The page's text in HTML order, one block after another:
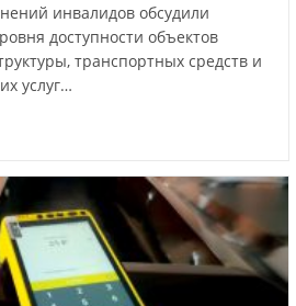
инвалидов обсудили
доступности объектов
транспортных средств и
услуг…